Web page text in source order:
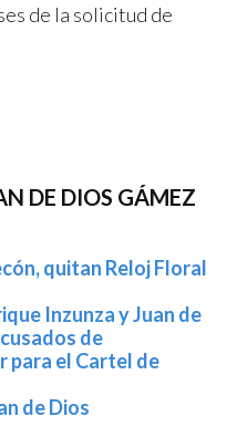
de la solicitud de
DE DIOS GÁMEZ
quitan Reloj Floral
Inzunza y Juan de
de
para el Cartel de
de Dios